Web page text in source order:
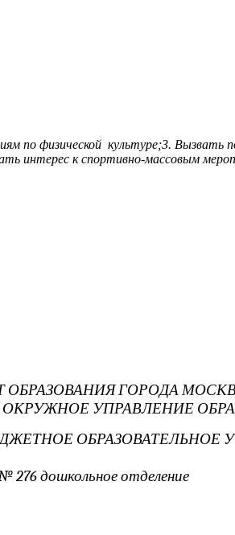
по физической культуре;3. Вызвать
интерес к спортивно-массовым
ОБРАЗОВАНИЯ ГОРОДА
УПРАВЛЕНИЕ
ОБРАЗОВАТЕЛЬНОЕ
дошкольное отделение